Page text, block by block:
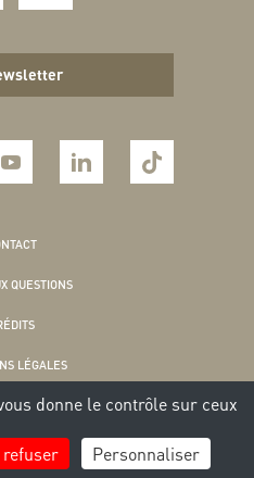
QUESTIONS
LÉGALES
donne le contrôle sur ceux
refuser Personnaliser